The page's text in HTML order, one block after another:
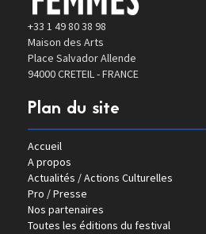
+33 1 49 80 38 98
Maison des Arts
Place Salvador Allende
94000 CRETEIL - FRANCE
Plan du site
Accueil
A propos
Actualités / Actions Culturelles
Pro / Presse
Nos partenaires
Toutes les éditions du festival